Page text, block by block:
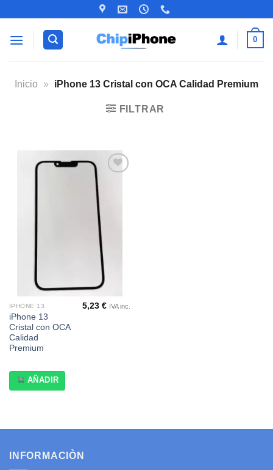
contenido
0
Inicio » iPhone 13 Cristal con OCA Calidad Premium
FILTRAR
IPHONE 13
iPhone 13
Cristal con OCA
Calidad
Premium
5,23€ IVA inc.
AÑADIR
INFORMACIÒN